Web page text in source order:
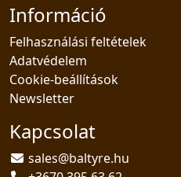
Információ
Felhasználási feltételek
Adatvédelem
Cookie-beállítások
Newsletter
Kapcsolat
sales@baltyre.hu